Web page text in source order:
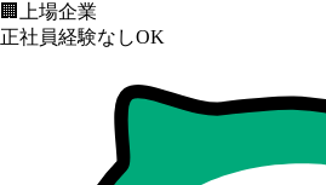
🏢
上場企業
正社員経験なしOK